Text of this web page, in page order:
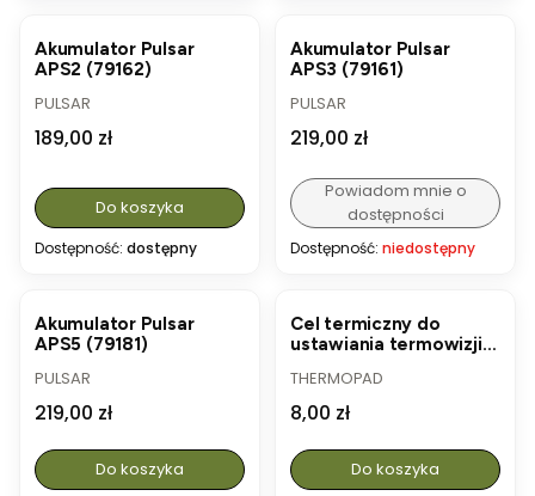
Akumulator Pulsar
APS2 (79162)
PRODUCENT
PULSAR
Cena
189,00 zł
Do koszyka
Dostępność: dostępny
Akumulator Pulsar
APS3 (79161)
PRODUCENT
PULSAR
Cena
219,00 zł
Powiadom mnie o
dostępności
Dostępność: niedostępny
Akumulator Pulsar
APS5 (79181)
PRODUCENT
PULSAR
Cena
219,00 zł
Do koszyka
Cel termiczny do
ustawiania termowizji
PRODUCENT
THERMOPAD
Cena
8,00 zł
Do koszyka